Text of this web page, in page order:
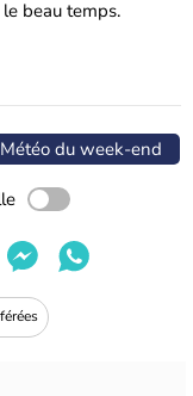
beau temps.
Météo du week-end